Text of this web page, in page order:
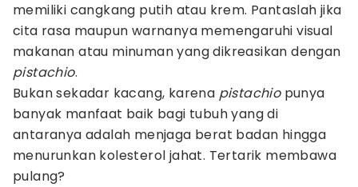
memiliki cangkang putih atau krem. Pantaslah jika
cita rasa maupun warnanya memengaruhi visual
makanan atau minuman yang dikreasikan dengan
pistachio.
Bukan sekadar kacang, karena pistachio punya
banyak manfaat baik bagi tubuh yang di
antaranya adalah menjaga berat badan hingga
menurunkan kolesterol jahat. Tertarik membawa
pulang?